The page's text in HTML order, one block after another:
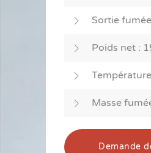
Sortie
Poids net :
Masse
Demande